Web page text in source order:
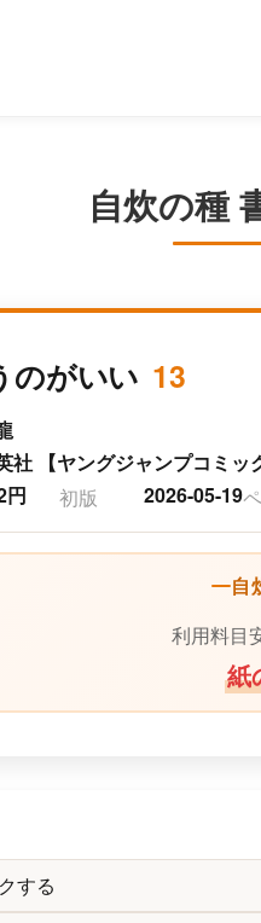
自炊の種
のがいい 13
社 【ヤングジャンプコミッ
円 初版 2026-05-19
自
利用料目
紙
する